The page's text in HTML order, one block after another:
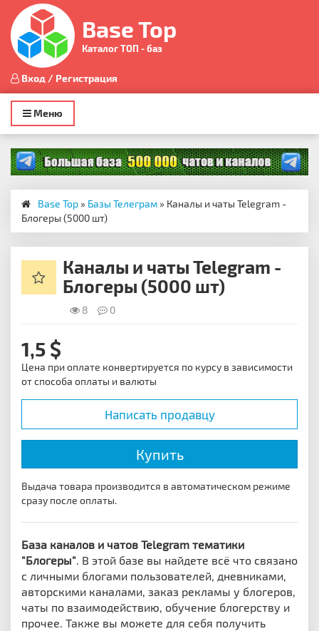
Base Top
Каталог ТОП - баз
Вход / Регистрация
Toggle
navigation
Меню
Base Top » Базы Телеграм » Каналы и чаты Telegram -
Блогеры (5000 шт)
Каналы и чаты Telegram -
Блогеры (5000 шт)
8 0
1,5
Цена при оплате конвертируется по курсу в зависимости
от способа оплаты и валюты
Написать продавцу
Купить
Выдача товара производится в автоматическом режиме
сразу после оплаты.
База каналов и чатов Telegram тематики
"Блогеры". В этой базе вы найдете всё что связано
с личными блогами пользователей, дневниками,
авторскими каналами, заказ рекламы у блогеров,
чаты по взаимодействию, обучение блогерству и
прочее. Также вы можете для себя получить